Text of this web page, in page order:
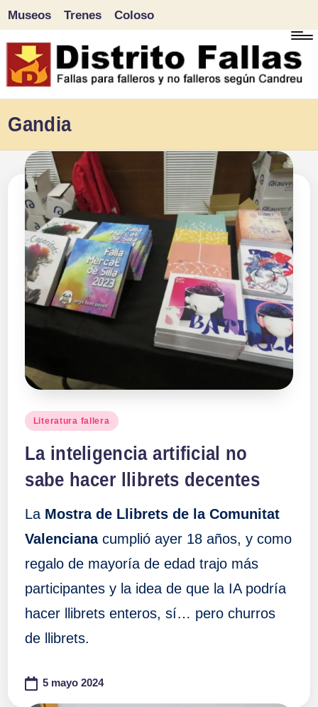
Saltar
al
Museos Trenes Coloso
Gandia
Publicado
Literatura fallera
La inteligencia artificial no
sabe hacer llibrets decentes
La Mostra de Llibrets de la Comunitat
Valencianacumplió ayer 18 años, y como
regalo de mayoría de edad trajo más
participantes y la idea de que la IA podría
hacer llibrets enteros, sí… pero churros
de llibrets.
5 mayo 2024